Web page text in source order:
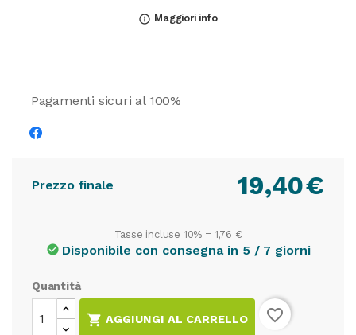
info_outline Maggiori info
Pagamenti sicuri al 100%
Prezzo finale €
19,40
Tasse incluse 10% = 1,76 €
check_circle Disponibile con consegna in 5 / 7 giorni
Quantità
 AGGIUNGI AL CARRELLO favorite_border